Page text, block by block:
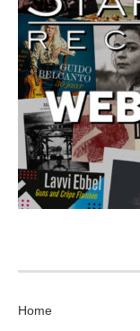
Home